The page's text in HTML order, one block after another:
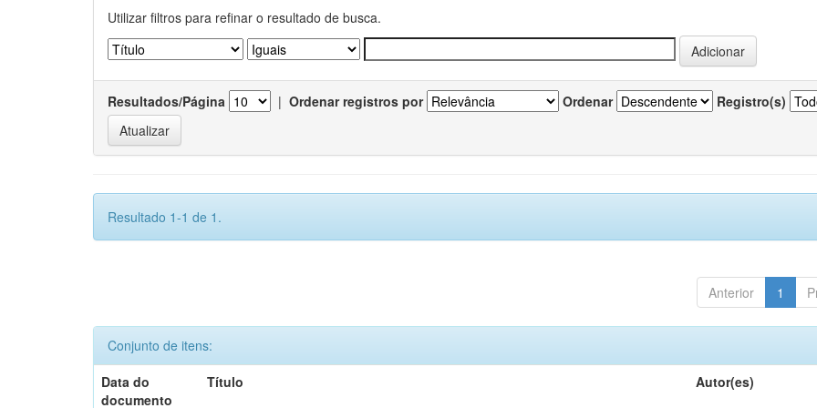
Utilizar filtros para refinar o resultado de busca.
Resultados/Página | Ordenar registros por Ordenar Registro(s)
Resultado 1-1 de 1.
Anterior 1
Conjunto de itens:
Data do
documento
Título Autor(es)